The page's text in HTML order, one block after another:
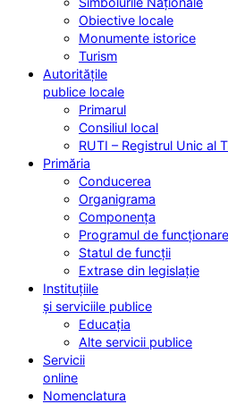
Obiective locale
Monumente istorice
Turism
Autoritățile
publice locale
Primarul
Consiliul local
RUTI – Registrul Unic al
Primăria
Conducerea
Organigrama
Componența
Programul de
Statul de funcții
Extrase din legislație
Instituțiile
și serviciile publice
Educația
Alte servicii publice
Servicii
online
Nomenclatura